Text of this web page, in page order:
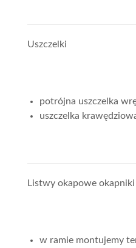
Uszczelki
potrójna uszczelka
uszczelka
Listwy okapowe okapniki
w ramie montujemy